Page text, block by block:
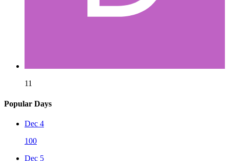
11
Popular Days
Dec 4
100
Dec 5